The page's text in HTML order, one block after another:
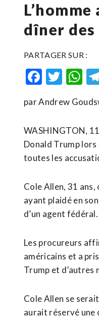
dîner
PARTAGER SUR :
par Andrew
WASHINGTON,
Donald Trump lors
toutes les
Cole Allen, 31
ayant plaidé en
d’un agent ‌fédéral.
Les procureurs
américains et a
Trump et d’autres
Cole Allen se
aurait réservé une